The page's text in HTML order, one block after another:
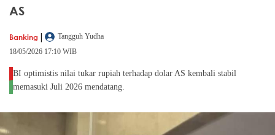
AS
Banking |
Tangguh Yudha
18/05/2026 17:10 WIB
BI optimistis nilai tukar rupiah terhadap dolar AS kembali stabil
memasuki Juli 2026 mendatang.